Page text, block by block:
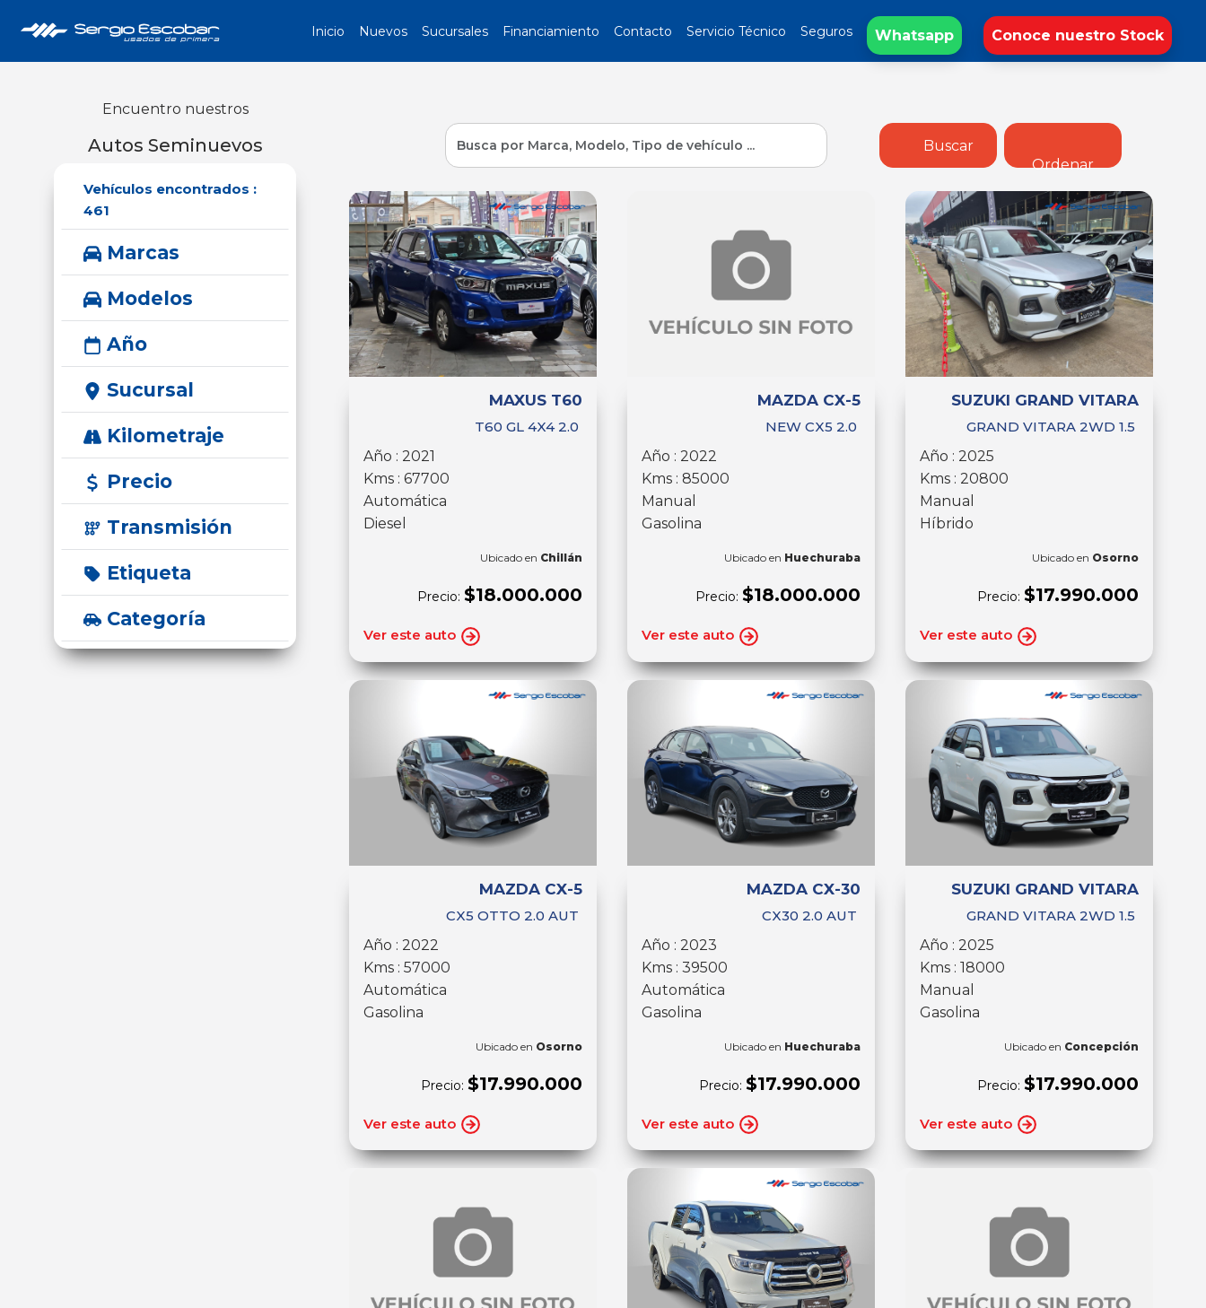
Inicio Nuevos Sucursales Financiamiento Contacto Servicio Técnico Seguros Whatsapp Conoce nuestro Stock
Encuentro nuestros
Autos Seminuevos
Vehículos encontrados :
461
Marcas
Modelos
Año
Sucursal
Kilometraje
Precio
Transmisión
Etiqueta
Categoría
Buscar
Ordenar
MAXUS T60
T60 GL 4X4 2.0
Año : 2021
Kms : 67700
Automática
Diesel
Ubicado en Chillán
Precio: $18.000.000
Ver este auto
MAZDA CX-5
NEW CX5 2.0
Año : 2022
Kms : 85000
Manual
Gasolina
Ubicado en Huechuraba
Precio: $18.000.000
Ver este auto
SUZUKI GRAND VITARA
GRAND VITARA 2WD 1.5
Año : 2025
Kms : 20800
Manual
Híbrido
Ubicado en Osorno
Precio: $17.990.000
Ver este auto
MAZDA CX-5
CX5 OTTO 2.0 AUT
Año : 2022
Kms : 57000
Automática
Gasolina
Ubicado en Osorno
Precio: $17.990.000
Ver este auto
MAZDA CX-30
CX30 2.0 AUT
Año : 2023
Kms : 39500
Automática
Gasolina
Ubicado en Huechuraba
Precio: $17.990.000
Ver este auto
SUZUKI GRAND VITARA
GRAND VITARA 2WD 1.5
Año : 2025
Kms : 18000
Manual
Gasolina
Ubicado en Concepción
Precio: $17.990.000
Ver este auto